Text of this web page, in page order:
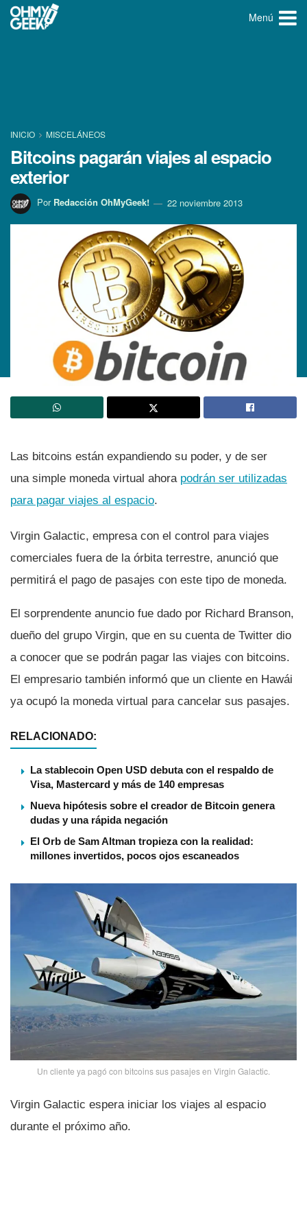
Menú
INICIO MISCELÁNEOS
Bitcoins pagarán viajes al espacio
exterior
Por Redacción OhMyGeek! 22 noviembre 2013
Las bitcoins están expandiendo su poder, y de ser
una simple moneda virtual ahora podrán ser utilizadas
para pagar viajes al espacio.
Virgin Galactic, empresa con el control para viajes
comerciales fuera de la órbita terrestre, anunció que
permitirá el pago de pasajes con este tipo de moneda.
El sorprendente anuncio fue dado por Richard Branson,
dueño del grupo Virgin, que en su cuenta de Twitter dio
a conocer que se podrán pagar las viajes con bitcoins.
El empresario también informó que un cliente en Hawái
ya ocupó la moneda virtual para cancelar sus pasajes.
RELACIONADO:
La stablecoin Open USD debuta con el respaldo de
Visa, Mastercard y más de 140 empresas
Nueva hipótesis sobre el creador de Bitcoin genera
dudas y una rápida negación
El Orb de Sam Altman tropieza con la realidad:
millones invertidos, pocos ojos escaneados
Un cliente ya pagó con bitcoins sus pasajes en Virgin Galactic.
Virgin Galactic espera iniciar los viajes al espacio
durante el próximo año.